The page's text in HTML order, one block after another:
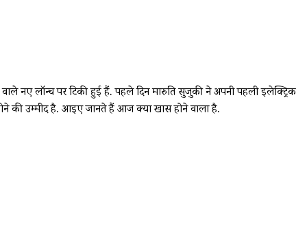
नए लॉन्च पर टिकी हुई हैं. पहले दिन मारुति सुजुकी ने अपनी पहली इलेक्ट्रिक
उम्मीद है. आइए जानते हैं आज क्या खास होने वाला है.